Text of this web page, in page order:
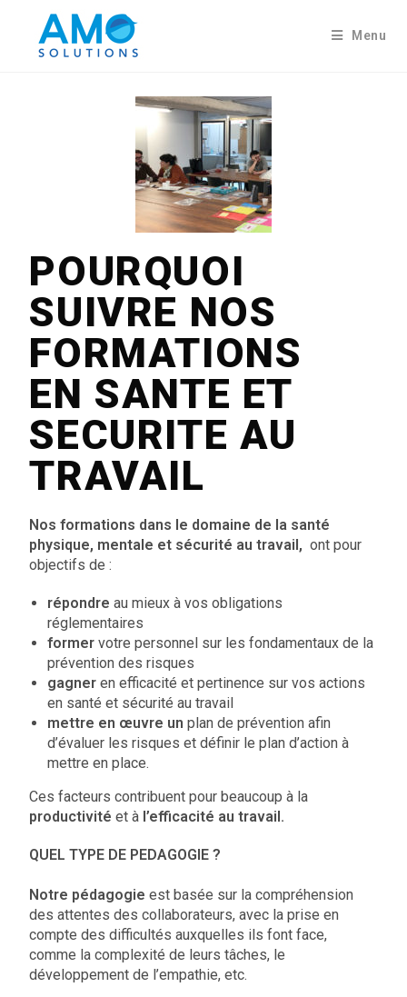
Menu
POURQUOI
SUIVRE NOS
FORMATIONS
EN SANTE ET
SECURITE AU
TRAVAIL
Nos formations dans le domaine de la santé
physique, mentale et sécurité au travail, ont pour
objectifs de :
répondre au mieux à vos obligations
réglementaires
former votre personnel sur les fondamentaux de la
prévention des risques
gagner en efficacité et pertinence sur vos actions
en santé et sécurité au travail
mettre en œuvre unplan de prévention afin
d’évaluer les risques et définir le plan d’action à
mettre en place.
Ces facteurs contribuent pour beaucoup à la
productivité et à l’efficacité au travail.
QUEL TYPE DE PEDAGOGIE ?
Notre pédagogie est basée sur la compréhension
des attentes des collaborateurs, avec la prise en
compte des difficultés auxquelles ils font face,
comme la complexité de leurs tâches, le
développement de l’empathie, etc.